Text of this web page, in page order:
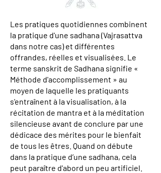
Les pratiques quotidiennes combinent
la pratique d'une sadhana(Vajrasattva
dans notre cas) et différentes
offrandes, réelles et visualisées. Le
terme sanskrit de Sadhana signifie «
Méthode d'accomplissement » au
moyen de laquelle les pratiquants
s'entraînent à la visualisation, à la
récitation de mantra et à la méditation
silencieuse avant de conclure par une
dédicace des mérites pour le bienfait
de tous les êtres. Quand on débute
dans la pratique d’une sadhana, cela
peut paraître d'abord un peu artificiel.